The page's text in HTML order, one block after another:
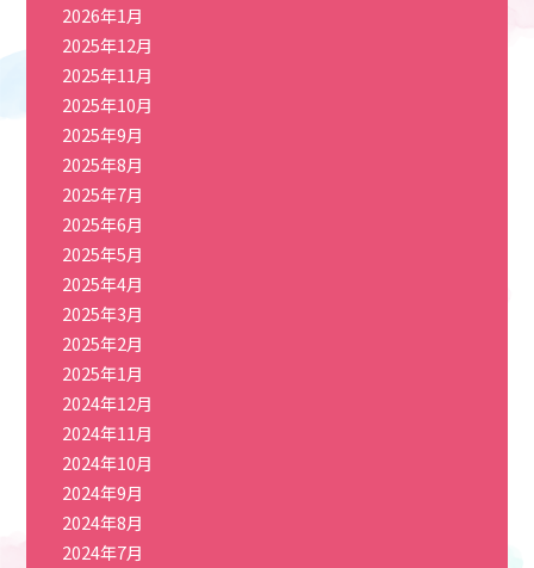
2026年1月
2025年12月
2025年11月
2025年10月
2025年9月
2025年8月
2025年7月
2025年6月
2025年5月
2025年4月
2025年3月
2025年2月
2025年1月
2024年12月
2024年11月
2024年10月
2024年9月
2024年8月
2024年7月